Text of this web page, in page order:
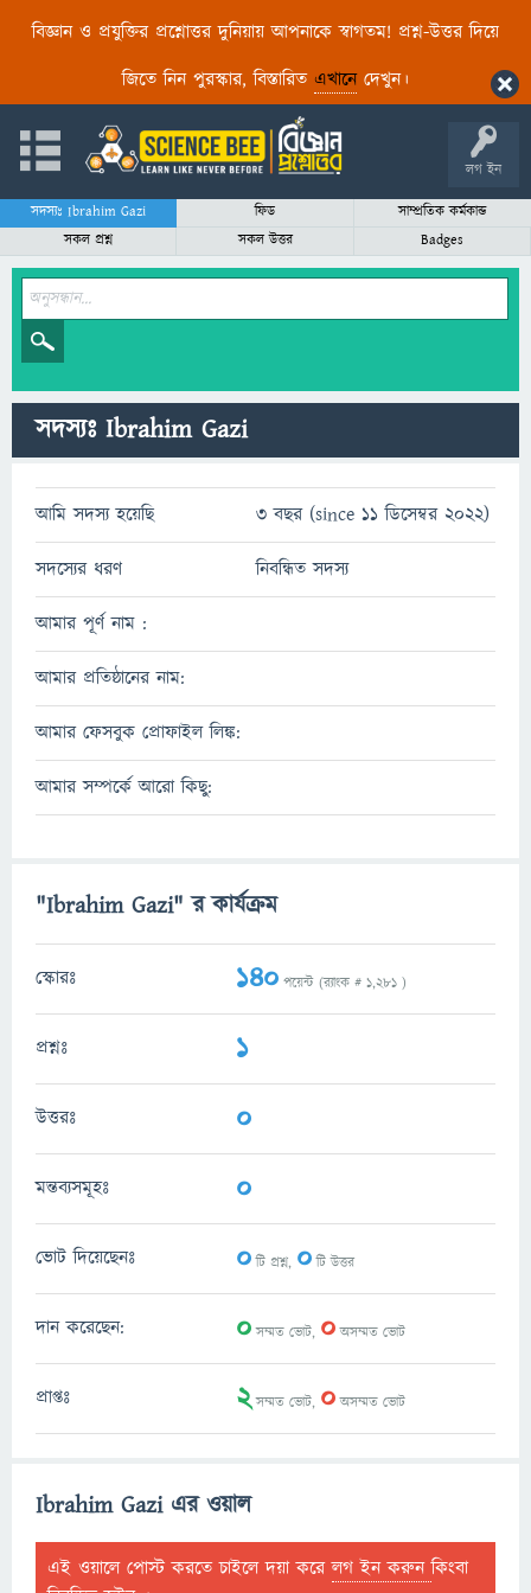
বিজ্ঞান ও প্রযুক্তির প্রশ্নোত্তর দুনিয়ায় আপনাকে স্বাগতম! প্রশ্ন-উত্তর দিয়ে
জিতে নিন পুরস্কার, বিস্তারিত এখানেদেখুন।
লগ ইন
সদস্যঃ Ibrahim Gazi ফিড
সাম্প্রতিক কর্মকান্ড
সকল প্রশ্ন
সকল উত্তর Badges
সদস্যঃ Ibrahim Gazi
আমি সদস্য হয়েছি 3 বছর (since 11 ডিসেম্বর 2022)
সদস্যের ধরণ নিবন্ধিত সদস্য
আমার পূর্ণ নাম :
আমার প্রতিষ্ঠানের নাম:
আমার ফেসবুক প্রোফাইল লিঙ্ক:
আমার সম্পর্কে আরো কিছু:
"Ibrahim Gazi" র কার্যক্রম
স্কোরঃ 140 পয়েন্ট (র‌্যাংক # 1,281 )
প্রশ্নঃ 1
উত্তরঃ 0
মন্তব্যসমূহঃ 0
ভোট দিয়েছেনঃ 0টি প্রশ্ন, 0টি উত্তর
দান করেছেন: 0সম্মত ভোট, 0অসম্মত ভোট
প্রাপ্তঃ 2সম্মত ভোট, 0অসম্মত ভোট
Ibrahim Gazi এর ওয়াল
এই ওয়ালে পোস্ট করতে চাইলে দয়া করেলগ ইন করুনকিংবা